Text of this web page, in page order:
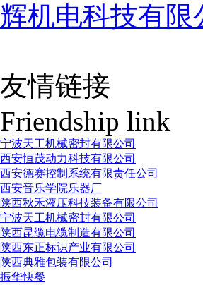
辉机电科技有限
友情链接
Friendship link
宁波天工机械密封有限公司
西安恒茂动力科技有限公司
西安德赛控制系统有限责任公司
西安音乐学院乐器厂
陕西秋禾液压科技装备有限公司
宁波天工机械密封有限公司
陕西昆缆电缆制造有限公司
陕西东正标识产业有限公司
陕西典雅包装有限公司
振华快餐